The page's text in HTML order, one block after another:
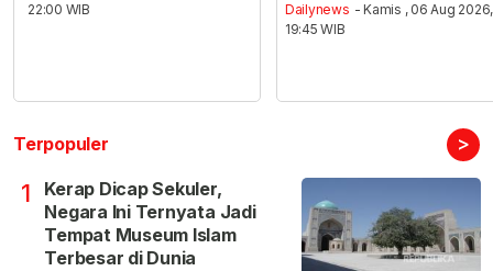
22:00 WIB
Dailynews - Kamis , 06 Aug 2026,
19:45 WIB
Terpopuler >
1
Kerap Dicap Sekuler,
Negara Ini Ternyata Jadi
Tempat Museum Islam
Terbesar di Dunia